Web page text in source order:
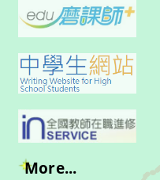
More...